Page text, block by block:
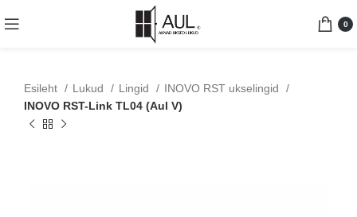
0
Esileht Lukud Lingid
INOVO RST ukselingid
INOVO RST-Link TL04 (Aul V)